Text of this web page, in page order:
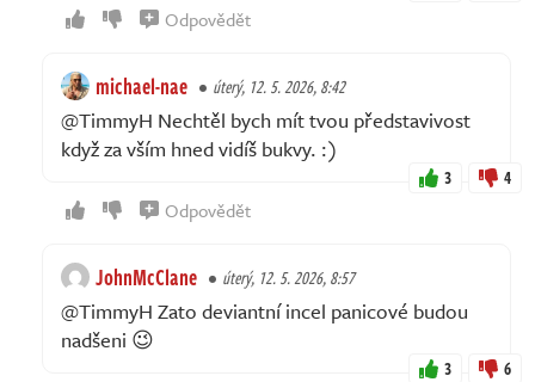
Odpovědět
michael-nae úterý, 12. 5. 2026, 8:42
@TimmyH Nechtěl bych mít tvou představivost
když za vším hned vidíš bukvy. :)
3 4
Odpovědět
JohnMcClane úterý, 12. 5. 2026, 8:57
@TimmyH Zato deviantní incel panicové budou
nadšeni 😉
3 6